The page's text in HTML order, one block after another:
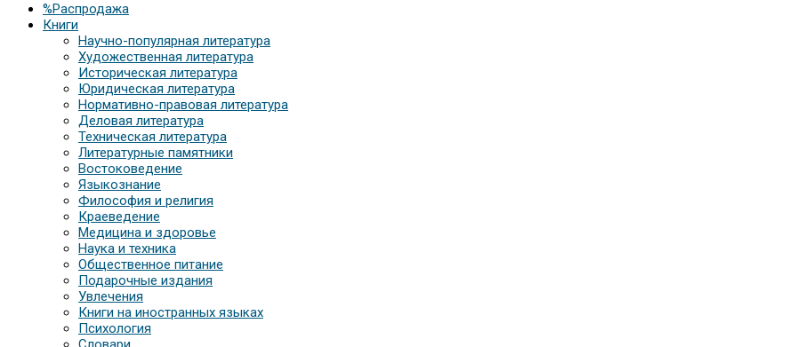
%Распродажа
Книги
Научно-популярная литература
Художественная литература
Историческая литература
Юридическая литература
Нормативно-правовая литература
Деловая литература
Техническая литература
Литературные памятники
Востоковедение
Языкознание
Философия и религия
Краеведение
Медицина и здоровье
Наука и техника
Общественное питание
Подарочные издания
Увлечения
Книги на иностранных языках
Психология